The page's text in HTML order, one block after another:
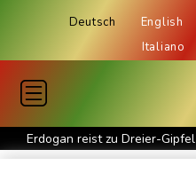
Deutsch English
Italiano
Erdogan reist zu Dreier-
58 Soldaten im Jemen bei